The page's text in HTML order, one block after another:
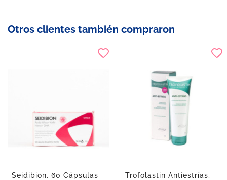
Otros clientes también compraron
Seidibion, 60 Cápsulas
Trofolastin Antiestrías,